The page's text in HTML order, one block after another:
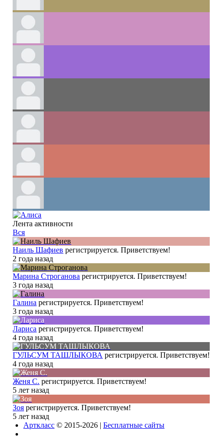
Лента активности
Вся
Наиль Шафиев регистрируется. Приветствуем!
2 года назад
Марина Строганова регистрируется. Приветствуем!
3 года назад
Галина регистрируется. Приветствуем!
3 года назад
Лариса регистрируется. Приветствуем!
4 года назад
ГУЛЬСУМ ТАШЛЫКОВА регистрируется. Приветствуем!
4 года назад
Женя С. регистрируется. Приветствуем!
5 лет назад
Зоя регистрируется. Приветствуем!
5 лет назад
Арткласс © 2015-2026 | Бесплатные сайты